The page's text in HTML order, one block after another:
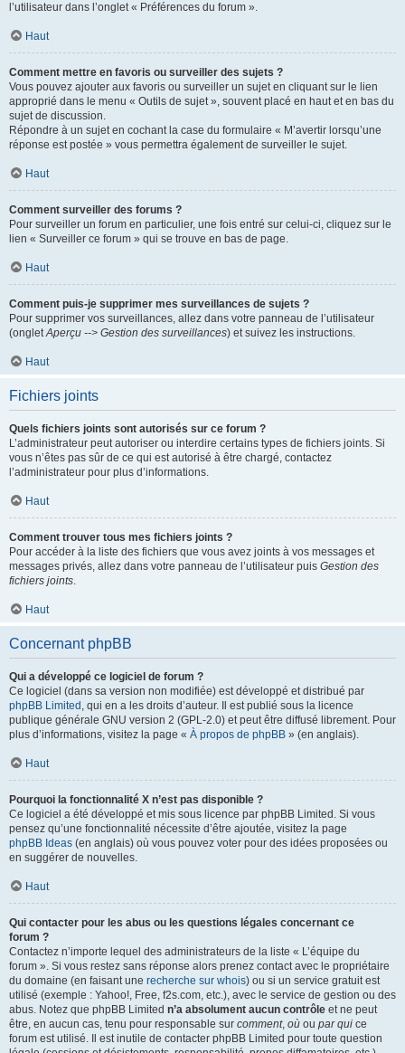
l’utilisateur dans l’onglet « Préférences du forum ».
Haut
Comment mettre en favoris ou surveiller des sujets ?
Vous pouvez ajouter aux favoris ou surveiller un sujet en cliquant sur le lien
approprié dans le menu « Outils de sujet », souvent placé en haut et en bas du
sujet de discussion.
Répondre à un sujet en cochant la case du formulaire « M’avertir lorsqu’une
réponse est postée » vous permettra également de surveiller le sujet.
Haut
Comment surveiller des forums ?
Pour surveiller un forum en particulier, une fois entré sur celui-ci, cliquez sur le
lien « Surveiller ce forum » qui se trouve en bas de page.
Haut
Comment puis-je supprimer mes surveillances de sujets ?
Pour supprimer vos surveillances, allez dans votre panneau de l’utilisateur
(ongletAperçu --> Gestion des surveillances) et suivez les instructions.
Haut
Fichiers joints
Quels fichiers joints sont autorisés sur ce forum ?
L’administrateur peut autoriser ou interdire certains types de fichiers joints. Si
vous n’êtes pas sûr de ce qui est autorisé à être chargé, contactez
l’administrateur pour plus d’informations.
Haut
Comment trouver tous mes fichiers joints ?
Pour accéder à la liste des fichiers que vous avez joints à vos messages et
messages privés, allez dans votre panneau de l’utilisateur puis Gestion des
fichiers joints.
Haut
Concernant phpBB
Qui a développé ce logiciel de forum ?
Ce logiciel (dans sa version non modifiée) est développé et distribué par
phpBB Limited , qui en a les droits d’auteur. Il est publié sous la licence
publique générale GNU version 2 (GPL-2.0) et peut être diffusé librement. Pour
plus d’informations, visitez la page « À propos de phpBB » (en anglais).
Haut
Pourquoi la fonctionnalité X n’est pas disponible ?
Ce logiciel a été développé et mis sous licence par phpBB Limited. Si vous
pensez qu’une fonctionnalité nécessite d’être ajoutée, visitez la page
phpBB Ideas (en anglais) où vous pouvez voter pour des idées proposées ou
en suggérer de nouvelles.
Haut
Qui contacter pour les abus ou les questions légales concernant ce
forum ?
Contactez n’importe lequel des administrateurs de la liste « L’équipe du
forum ». Si vous restez sans réponse alors prenez contact avec le propriétaire
du domaine (en faisant une recherche sur whois) ou si un service gratuit est
utilisé (exemple : Yahoo!, Free, f2s.com, etc.), avec le service de gestion ou des
abus. Notez que phpBB Limited n’a absolument aucun contrôle et ne peut
être, en aucun cas, tenu pour responsable sur comment, où ou par qui ce
forum est utilisé. Il est inutile de contacter phpBB Limited pour toute question